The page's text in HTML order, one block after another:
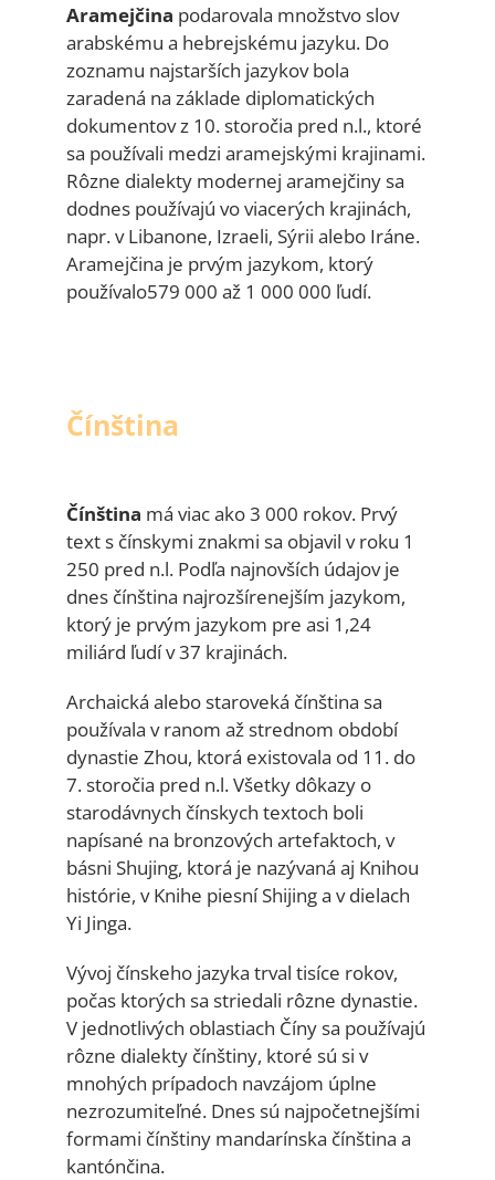
Aramejčina podarovala množstvo slov
arabskému a hebrejskému jazyku. Do
zoznamu najstarších jazykov bola
zaradená na základe diplomatických
dokumentov z 10. storočia pred n.l., ktoré
sa používali medzi aramejskými krajinami.
Rôzne dialekty modernej aramejčiny sa
dodnes používajú vo viacerých krajinách,
napr. v Libanone, Izraeli, Sýrii alebo Iráne.
Aramejčina je prvým jazykom, ktorý
používalo579 000 až 1 000 000 ľudí.
Čínština
Čínština má viac ako 3 000 rokov. Prvý
text s čínskymi znakmi sa objavil v roku 1
250 pred n.l. Podľa najnovších údajov je
dnes čínština najrozšírenejším jazykom,
ktorý je prvým jazykom pre asi 1,24
miliárd ľudí v 37 krajinách.
Archaická alebo staroveká čínština sa
používala v ranom až strednom období
dynastie Zhou, ktorá existovala od 11. do
7. storočia pred n.l. Všetky dôkazy o
starodávnych čínskych textoch boli
napísané na bronzových artefaktoch, v
básni Shujing, ktorá je nazývaná aj Knihou
histórie, v Knihe piesní Shijing a v dielach
Yi Jinga.
Vývoj čínskeho jazyka trval tisíce rokov,
počas ktorých sa striedali rôzne dynastie.
V jednotlivých oblastiach Číny sa používajú
rôzne dialekty čínštiny, ktoré sú si v
mnohých prípadoch navzájom úplne
nezrozumiteľné. Dnes sú najpočetnejšími
formami čínštiny mandarínska čínština a
kantónčina.